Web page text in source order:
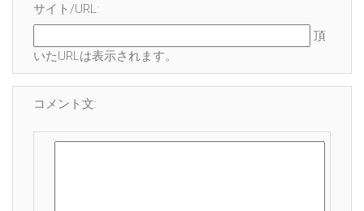
サイト/URL:
頂
いたURLは表示されます。
コメント文: